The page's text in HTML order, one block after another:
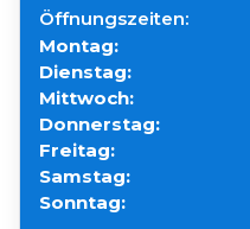
Öffnungszeiten:
Montag:
Dienstag:
Mittwoch:
Donnerstag:
Freitag:
Samstag:
Sonntag: